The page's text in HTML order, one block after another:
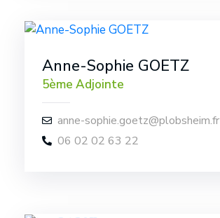
Anne-Sophie GOETZ
5ème Adjointe
anne-sophie.goetz@plobsheim.fr
06 02 02 63 22